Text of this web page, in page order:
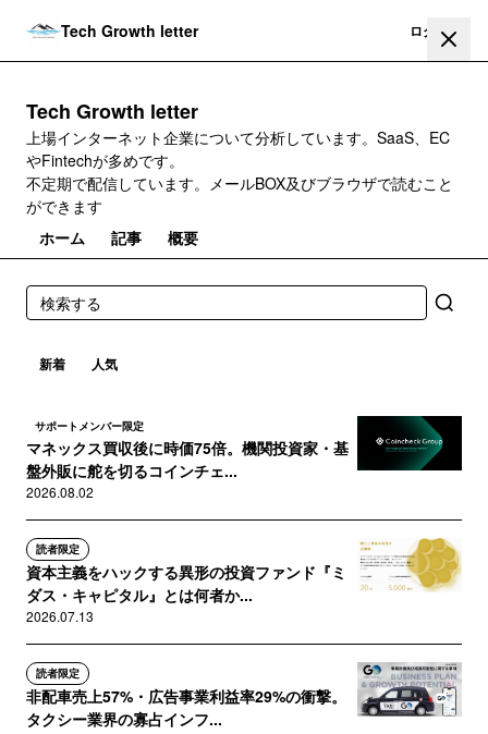
Tech Growth letter ログイン
Tech Growth letter
上場インターネット企業について分析しています。SaaS、EC
やFintechが多めです。
不定期で配信しています。メールBOX及びブラウザで読むこと
ができます
ホーム
記事 概要
新着 人気
サポートメンバー限定
マネックス買収後に時価75倍。機関投資家・基
盤外販に舵を切るコインチェ...
2026.08.02
読者限定
資本主義をハックする異形の投資ファンド『ミ
ダス・キャピタル』とは何者か...
2026.07.13
読者限定
非配車売上57%・広告事業利益率29%の衝撃。
タクシー業界の寡占インフ...